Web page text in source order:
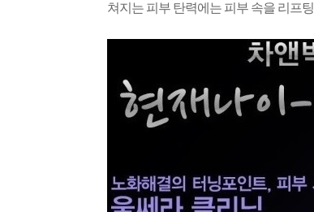
쳐지는 피부 탄력에는 피부 속을 리프팅